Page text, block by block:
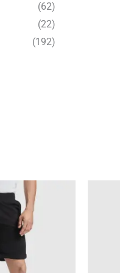
(62)
(22)
(192)